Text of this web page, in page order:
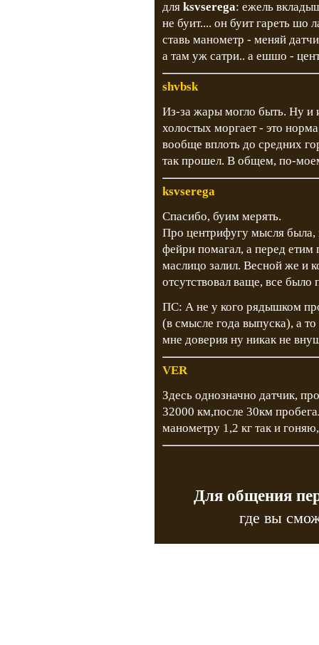
для ksvserega: ежель
не буит.... он буит гареть шо
ставь манометр - меняй
а там уж сатри.. а ешшо -
shvbsk
Из-за жары могло быть. Ну и
холостых моргает - это
вообще вплоть до средних
так прошел. В общем, по-
ksvserega
Спасибо, буим мерять.
Про центрифугу мысля была,
фейри помагал, а перед
маслицо залил. Весной же и
отсутствовал ваще, все было
ПС: А не у кого рядышком
(в смысле года выпуска), а
мне доверия ну никак не
VER
Здесь однозначно датчик,
32000 км,после 30км
манометру 1,2 кг так и
Для общения
где вы